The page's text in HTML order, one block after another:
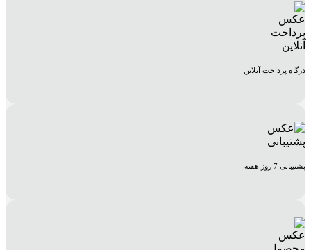
درگاه پرداخت آنلاین
پشتیبانی 7 روز هفته